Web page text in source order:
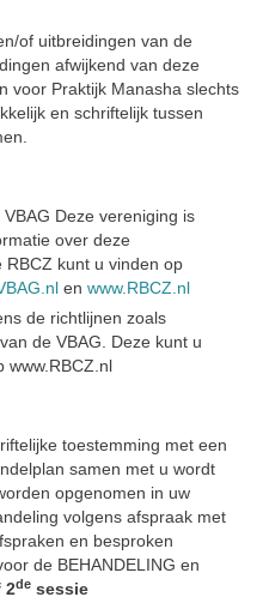
Opstellingen
vrij in mijn lijf’
Manasha
met wachtruimte
of uitbreidingen van de
afwijkend van deze
voor Praktijk Manasha slechts
en schriftelijk tussen
Deze vereniging is
over deze
kunt u vinden op
en www.RBCZ.nl
de richtlijnen zoals
de VBAG. Deze kunt u
www.RBCZ.nl
toestemming met een
samen met u wordt
opgenomen in uw
volgens afspraak met
en besproken
de BEHANDELING en
2de sessie